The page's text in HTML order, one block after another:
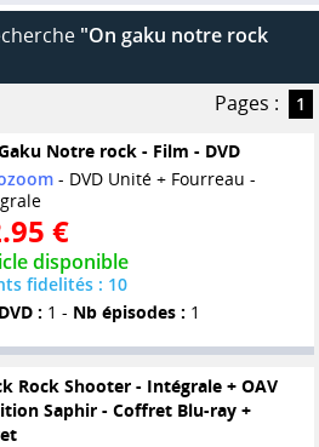
"On gaku notre rock
Pages :
1
Notre rock - Film - DVD
- DVD Unité + Fourreau -
€
disponible
fidelités : 10
: 1 - Nb épisodes : 1
Rock Shooter - Intégrale + OAV
Saphir - Coffret Blu-ray +